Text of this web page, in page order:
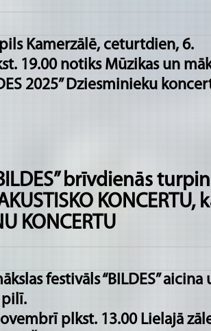
Kamerzālē, ceturtdien, 6.
19.00 notiks Mūzikas un
2025” Dziesminieku
brīvdienās
KONCERTU
festivāls “BILDES”
pilī.
plkst. 13.00 Lielajā